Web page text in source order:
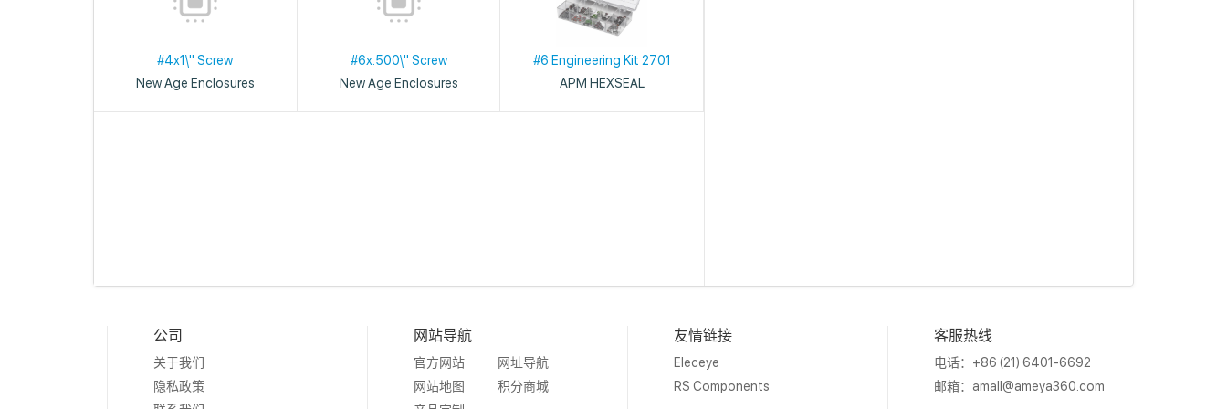
#4x1\" Screw
New Age Enclosures
#6x.500\" Screw
New Age Enclosures
#6 Engineering Kit 2701
APM HEXSEAL
公司
关于我们
隐私政策
网站导航
官方网站
网址导航
网站地图
积分商城
友情链接
Eleceye
RS Components
客服热线
电话：+86 (21) 6401-6692
邮箱： amall@ameya360.com